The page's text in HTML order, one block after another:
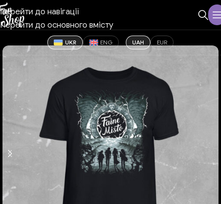
Перейти до навігації
Перейти до основного вмісту
UKR ENG UAH EUR